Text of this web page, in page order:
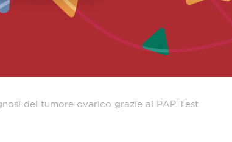
del tumore ovarico grazie al PAP Test